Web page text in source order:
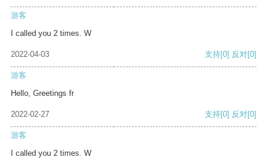
游客
I called you 2 times. W
2022-04-03 支持[0] 反对[0]
游客
Hello, Greetings fr
2022-02-27 支持[0] 反对[0]
游客
I called you 2 times. W